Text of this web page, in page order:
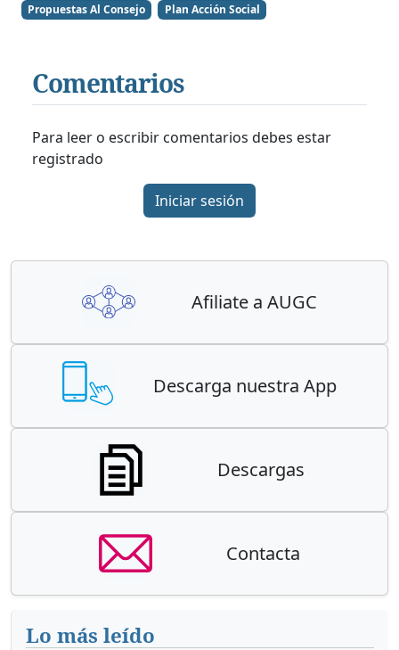
Propuestas Al Consejo Plan Acción Social
Comentarios
Para leer o escribir comentarios debes estar
registrado
Iniciar sesión
Afiliate a AUGC
Descarga nuestra App
Descargas
Contacta
Lo más leído